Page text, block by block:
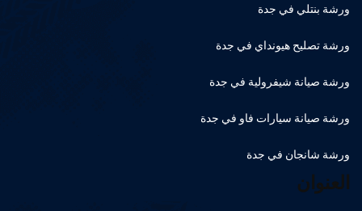
ورشة بنتلي في جدة
ورشة تصليح هيونداي في جدة
ورشة صيانة شيفرولية في جدة
ورشة صيانة سيارات فاو في جدة
ورشة شانجان في جدة
العنوان